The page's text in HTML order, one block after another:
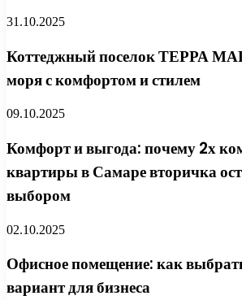
31.10.2025
Коттеджный поселок ТЕРРА
моря с комфортом и стилем
09.10.2025
Комфорт и выгода: почему 2х
квартиры в Самаре вторичка
выбором
02.10.2025
Офисное помещение: как
вариант для бизнеса